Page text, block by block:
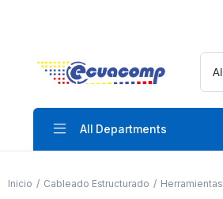
All Departments
Inicio Cableado Estructurado Herramientas